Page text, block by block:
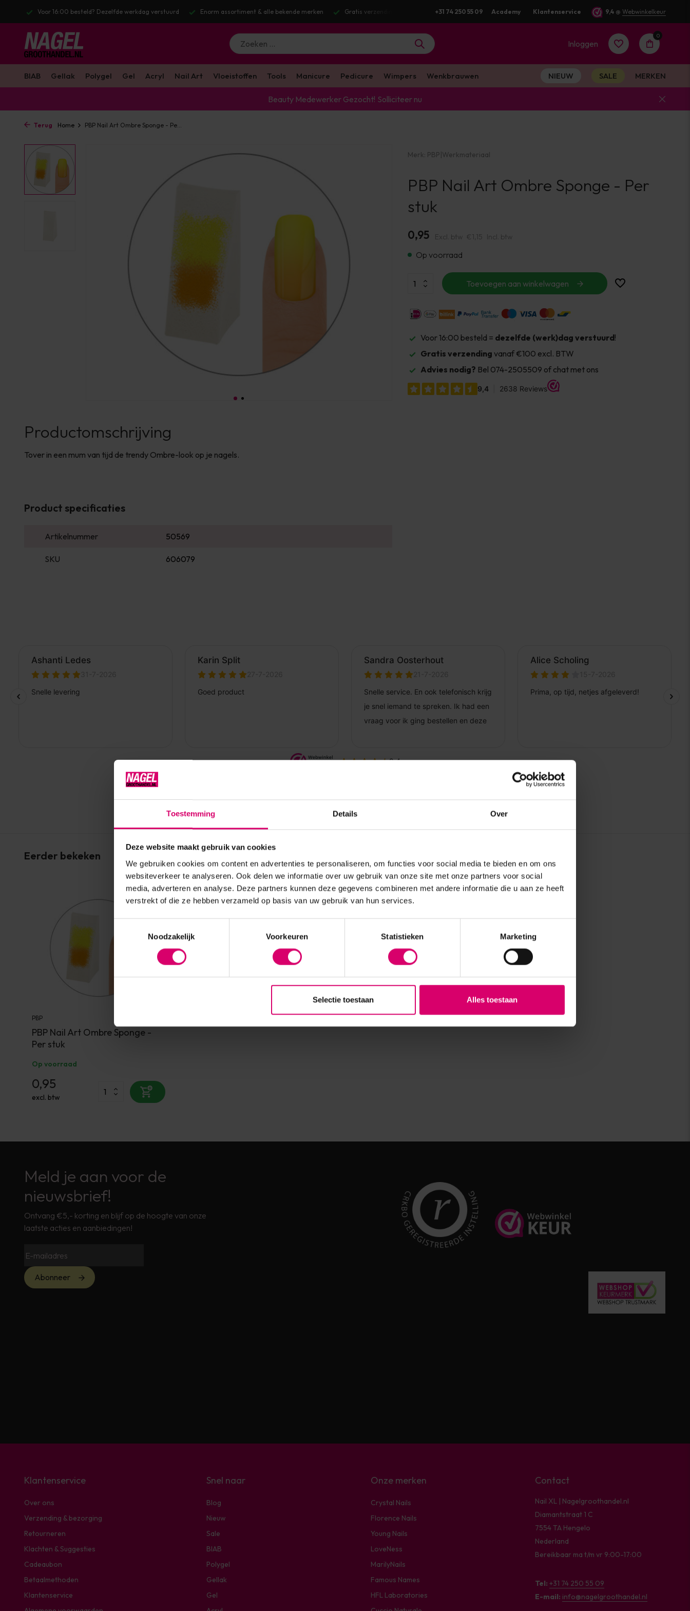
Toestemming Details Over
Deze website maakt gebruik van cookies
We gebruiken cookies om content en advertenties te personaliseren, om functies voor social media te bieden en om ons
websiteverkeer te analyseren. Ook delen we informatie over uw gebruik van onze site met onze partners voor social
media, adverteren en analyse. Deze partners kunnen deze gegevens combineren met andere informatie die u aan ze heeft
verstrekt of die ze hebben verzameld op basis van uw gebruik van hun services.
Noodzakelijk
Voorkeuren Statistieken Marketing
Selectie toestaan Alles toestaan
Voor 16:00 besteld? Dezelfde werkdag verstuurd Enorm assortiment & alle bekende merken Gratis verzending v.a. €100 excl. BTW Voor 16:00 besteld? Dezelfde werkdag verstuurd
+31 74 250 55 09 Academy Klantenservice 9,4 @ Webwinkelkeur
Inloggen
aanmaken
0
BIAB Gellak Polygel Gel Acryl Nail Art Vloeistoffen Tools Manicure Pedicure Wimpers Wenkbrauwen NIEUW SALE MERKEN
Beauty Medewerker Gezocht! Solliciteer nu
Terug Home PBP Nail Art Ombre Sponge - Pe...
Productomschrijving
Tover in een mum van tijd de trendy Ombre-look op je nagels.
Product specificaties
Artikelnummer 50569
SKU 606079
Merk: PBP|Werkmateriaal
PBP Nail Art Ombre Sponge - Per
stuk
0,95 Excl. btw €1,15 Incl. btw
Op voorraad
Toevoegen aan winkelwagen
Voor 16:00 besteld = dezelfde (werk)dag verstuurd!
Gratis verzending vanaf €100 excl. BTW
Advies nodig? Bel 074-2505509 of chat met ons
Eerder bekeken
PBP
PBP Nail Art Ombre Sponge -
Per stuk
Op voorraad
0,95
excl. btw
Meld je aan voor de
nieuwsbrief!
Ontvang €5,- korting en blijf op de hoogte van onze
laatste acties en aanbiedingen!
Abonneer
Klantenservice
Over ons
Verzending & bezorging
Retourneren
Klachten & Suggesties
Cadeaubon
Betaalmethoden
Klantenservice
Snel naar
Blog
Nieuw
Sale
BIAB
Polygel
Gellak
Gel
Onze merken
Crystal Nails
Florence Nails
Young Nails
LoveNess
MarilyNails
Famous Names
HFL Laboratories
Contact
Nail XL | Nagelgroothandel.nl
Diamantstraat 1 C
7554 TA Hengelo
Nederland
Bereikbaar ma t/m vr 9:00-17:00
Tel: +31 74 250 55 09
E-mail: info@nagelgroothandel.nl